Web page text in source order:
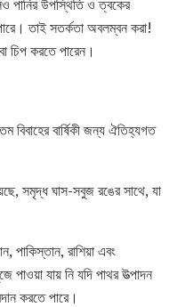
পানির উপস্থিতি ও ত্বকের
তাই সতর্কতা অবলম্বন করা!
চিপ করতে পারেন।
বার্ষিকী জন্য ঐতিহ্যগত
সমৃদ্ধ ঘাস-সবুজ রঙের সাথে, যা
পাকিস্তান, রাশিয়া এবং
পাওয়া যায় নি যদি পাথর উত্পাদন
করতে পারে।